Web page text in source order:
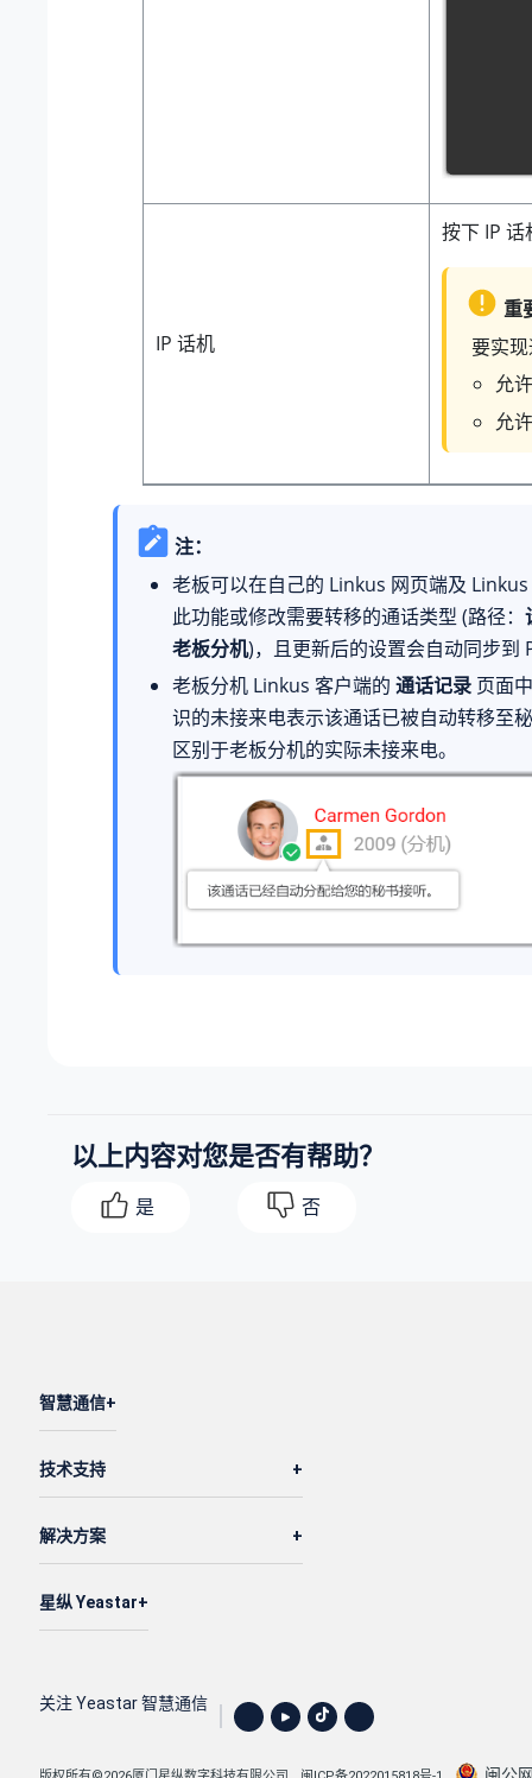
IP 话机
按下 IP 话
重
要实
允
允
注：
老板可以在自己的 Linkus 网页端及
此功能或修改需要转移的通话类型 (路径：
老板分机)，且更新后的设置会自动同步到
老板分机 Linkus 客户端的 通话记录页面
识的未接来电表示该通话已被自动转移至
区别于老板分机的实际未接来电。
以上内容对您是否有帮助？
是 否
智慧通信
技术支持
解决方案
星纵 Yeastar
关注 Yeastar 智慧通信